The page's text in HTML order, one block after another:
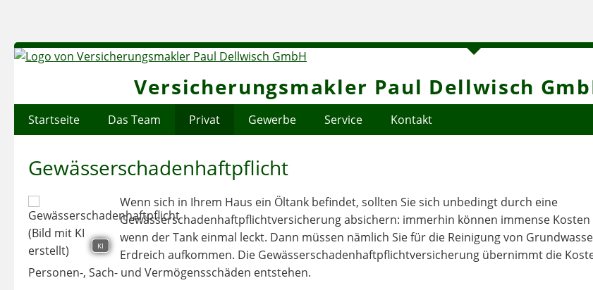
Versicherungsmakler Paul Dellwisch
Startseite Das Team Privat Gewerbe Service Kontakt
Gewässerschadenhaftpflicht
KI
Wenn sich in Ihrem Haus ein Öltank befindet, sollten Sie sich unbedingt durch eine
Gewässerschadenhaftpflichtversicherung absichern: immerhin können immense Kosten
wenn der Tank einmal leckt. Dann müssen nämlich Sie für die Reinigung von
Erdreich aufkommen. Die Gewässerschadenhaftpflichtversicherung übernimmt die
Personen-, Sach- und Vermögensschäden entstehen.